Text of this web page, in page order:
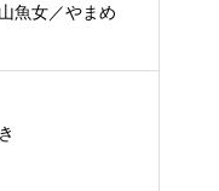
魚女／やまめ